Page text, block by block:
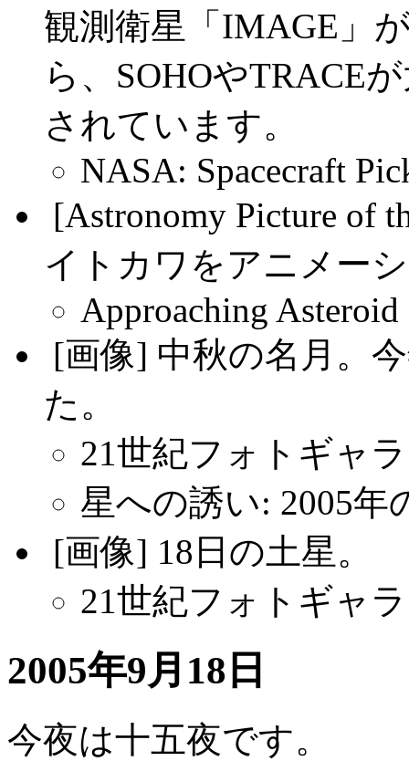
観測衛星「IMAGE」
ら、SOHOやTRACE
されています。
NASA: Spacecraft
[Astronomy Picture of
イトカワをアニメー
Approaching
[画像] 中秋の名月。
た。
21世紀フォトギャ
星への誘い: 2005年
[画像] 18日の土星。
21世紀フォトギャ
2005年9月18日
今夜は十五夜です。